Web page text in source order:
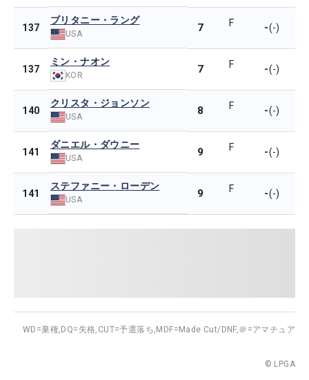
137
ブリタニー・ラング
USA 7 F -(-)
137
ミン・ナオン
KOR 7 F -(-)
140
クリスタ・ジョンソン
USA 8 F -(-)
141
ダニエル・ダウニー
USA 9 F -(-)
141
ステファニー・ローデン
USA 9 F -(-)
WD=棄権, DQ=失格, CUT=予選落ち, MDF=Made Cut/DNF,＠=アマチュア
© LPGA